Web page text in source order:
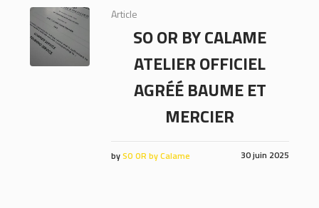
Article
SO OR BY CALAME
ATELIER OFFICIEL
AGRÉÉ BAUME ET
MERCIER
30 juin 2025
bySO OR by Calame